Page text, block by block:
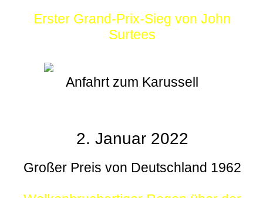
Erster Grand-Prix-Sieg von John
Surtees
Anfahrt zum Karussell
2. Januar 2022
Großer Preis von Deutschland 1962